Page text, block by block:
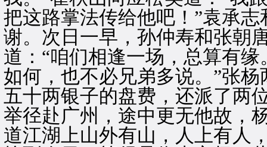
把这路掌法传给他吧！”袁承
谢。次日一早，孙仲寿和张朝
道：“咱们相逢一场，总算有
如何，也不必兄弟多说。”张
五十两银子的盘费，还派了两
举径赴广州，途中更无他故，
道江湖上山外有山，人上有人